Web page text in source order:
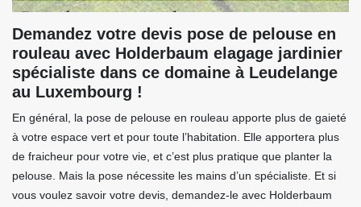
Demandez votre devis pose de pelouse en
rouleau avec Holderbaum elagage jardinier
spécialiste dans ce domaine à Leudelange
au Luxembourg !
En général, la pose de pelouse en rouleau apporte plus de gaieté
à votre espace vert et pour toute l’habitation. Elle apportera plus
de fraicheur pour votre vie, et c’est plus pratique que planter la
pelouse. Mais la pose nécessite les mains d’un spécialiste. Et si
vous voulez savoir votre devis, demandez-le avec Holderbaum